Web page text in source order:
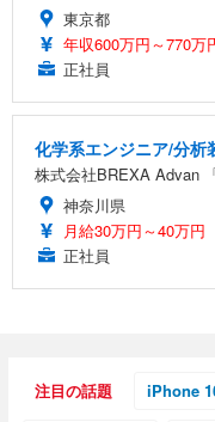
東京都
年収600万円～770万
正社員
化学系エンジニア/分析
株式会社BREXA Advan
神奈川県
月給30万円～40万円
正社員
注目の話題 iPhone